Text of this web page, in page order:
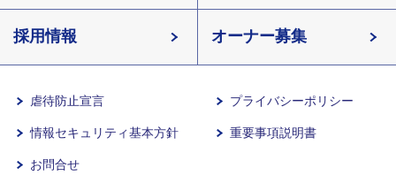
長野県 愛知県
滋賀県 兵庫県
イリーゼが選ばれる理由
一日の流れ
介護用語をわかりやすく説明
有料老人ホームとは
採用情報 オーナー募集
虐待防止宣言 プライバシーポリシー
情報セキュリティ基本方針 重要事項説明書
お問合せ